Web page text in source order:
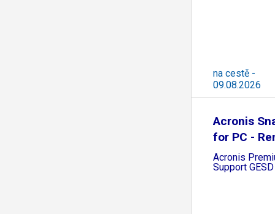
na cestě -
09.08.2026
Acronis
for PC -
Acronis
Support GESD